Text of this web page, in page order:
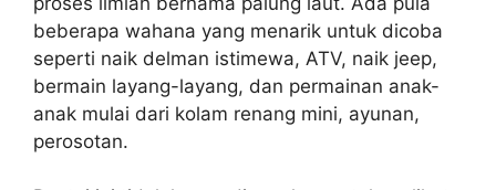
beberapa wahana yang menarik untuk dicoba
seperti naik delman istimewa, ATV, naik jeep,
bermain layang-layang, dan permainan anak-
anak mulai dari kolam renang mini, ayunan,
perosotan.